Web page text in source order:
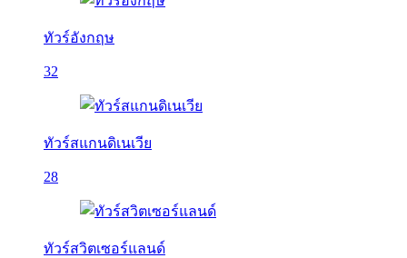
ทัวร์อังกฤษ
32
ทัวร์สแกนดิเนเวีย
28
ทัวร์สวิตเซอร์แลนด์